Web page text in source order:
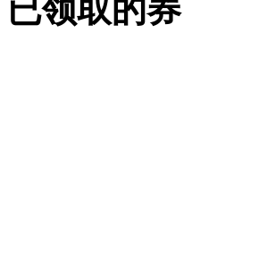
已领取的券